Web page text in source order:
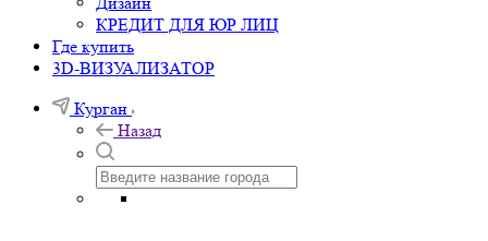
КРЕДИТ ДЛЯ ЮР ЛИЦ
Где купить
3D-ВИЗУАЛИЗАТОР
Курган
Назад